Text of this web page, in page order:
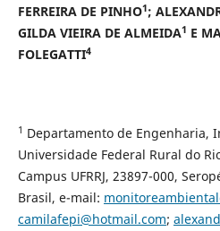
FERREIRA DE PINHO1;
GILDA VIEIRA DE ALMEIDA1 E
FOLEGATTI4
1 Departamento de Engenharia,
Universidade Federal Rural do
Campus UFRRJ, 23897-000,
Brasil, e-mail:
camilafepi@hotmail.com;